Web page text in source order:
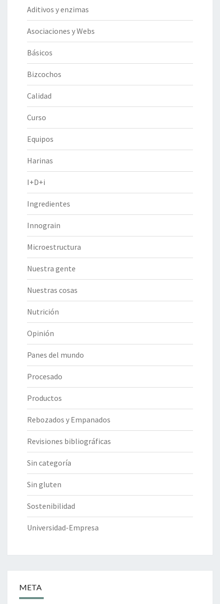
Aditivos y enzimas
Asociaciones y Webs
Básicos
Bizcochos
Calidad
Curso
Equipos
Harinas
I+D+i
Ingredientes
Innograin
Microestructura
Nuestra gente
Nuestras cosas
Nutrición
Opinión
Panes del mundo
Procesado
Productos
Rebozados y Empanados
Revisiones bibliográficas
Sin categoría
Sin gluten
Sostenibilidad
Universidad-Empresa
META